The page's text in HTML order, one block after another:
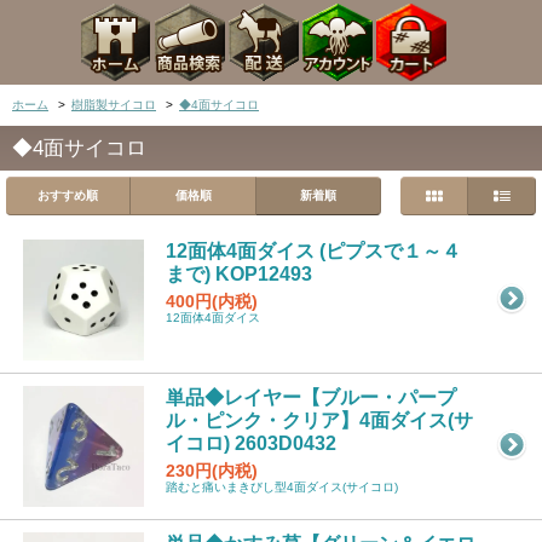
ホーム > 樹脂製サイコロ > ◆4面サイコロ
◆4面サイコロ
おすすめ順 価格順 新着順
12面体4面ダイス (ピプスで１～４
まで) KOP12493
400円(内税)
12面体4面ダイス
単品◆レイヤー【ブルー・パープ
ル・ピンク・クリア】4面ダイス(サ
イコロ) 2603D0432
230円(内税)
踏むと痛いまきびし型4面ダイス(サイコロ)